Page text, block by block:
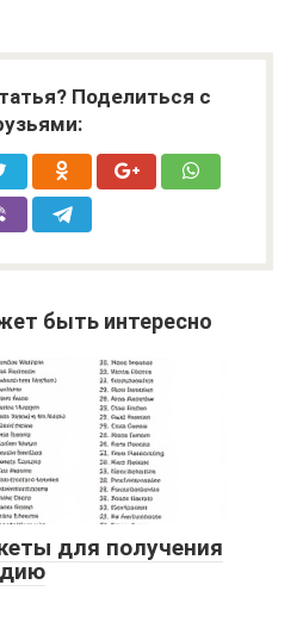
Поделиться с
быть интересно
для получения